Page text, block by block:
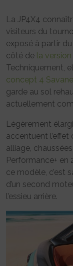
La JP4X4
visiteurs du
exposé à partir
côté de la
Techniquement,
concept 4
garde au sol
actuellement
Légèrement
accentuent
alliage,
Performance+ en
ce modèle, c’est
d’un second
l’essieu arrière.